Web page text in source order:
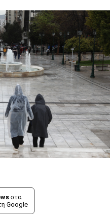
στα
Google